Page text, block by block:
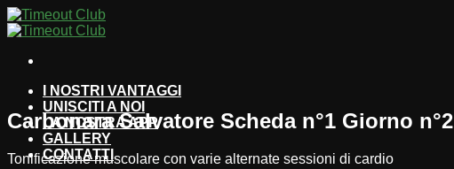
Salta
ai
I NOSTRI VANTAGGI
UNISCITI A NOI
LA NOSTRA APP
GALLERY
CONTATTI
Carbonara Salvatore Scheda n°1 Giorno n°2
Tonificazione muscolare con varie alternate sessioni di cardio